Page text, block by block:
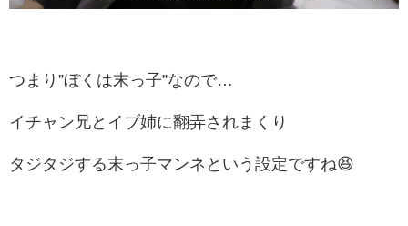
つまり”ぼくは末っ子”なので…
イチャン兄とイブ姉に翻弄されまくり
タジタジする末っ子マンネという設定ですね😆